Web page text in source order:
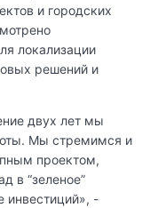
и городских
локализации
решений и
двух лет мы
Мы стремимся и
проектом,
в “зеленое”
инвестиций», -